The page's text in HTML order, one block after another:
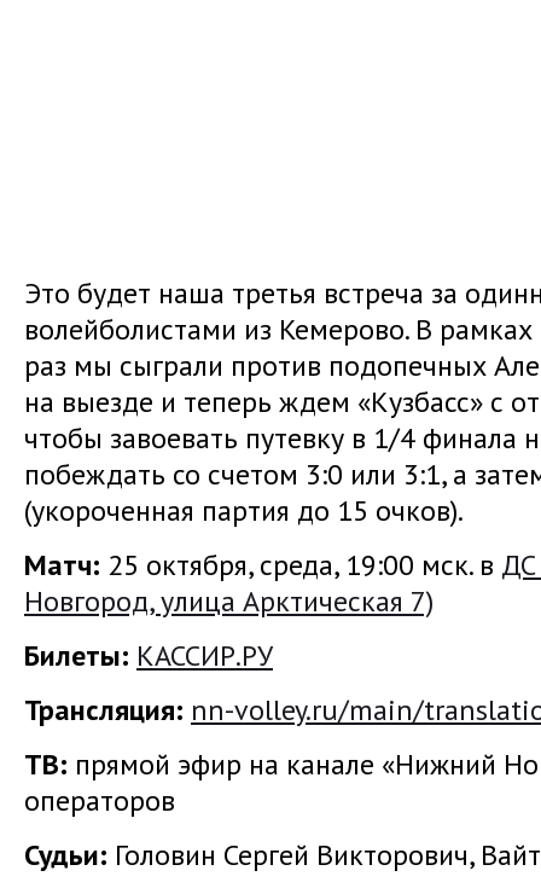
Это будет наша третья встреча за
волейболистами из Кемерово. В
раз мы сыграли против подопечных
на выезде и теперь ждем «Кузбасс» с
чтобы завоевать путевку в 1/4 финала
побеждать со счетом 3:0 или 3:1, а
(укороченная партия до 15 очков).
Матч: 25 октября, среда, 19:00 мск. в ДС
Новгород, улица Арктическая 7)
Билеты: КАССИР.РУ
Трансляция: nn-volley.ru/main/
ТВ: прямой эфир на канале «Нижний
операторов
Судьи: Головин Сергей Викторович,